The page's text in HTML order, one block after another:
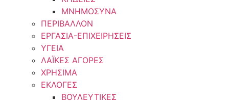
ΜΝΗΜΟΣΥΝΑ
ΠΕΡΙΒΑΛΛΟΝ
ΕΡΓΑΣΙΑ-ΕΠΙΧΕΙΡΗΣΕΙΣ
ΥΓΕΙΑ
ΛΑΪΚΕΣ ΑΓΟΡΕΣ
ΧΡΗΣΙΜΑ
ΕΚΛΟΓΕΣ
ΒΟΥΛΕΥΤΙΚΕΣ